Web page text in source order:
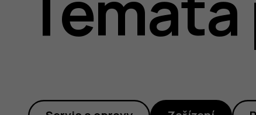
aplikaci